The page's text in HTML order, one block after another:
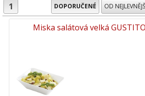
1 DOPORUČENÉ OD
Miska salátová velká